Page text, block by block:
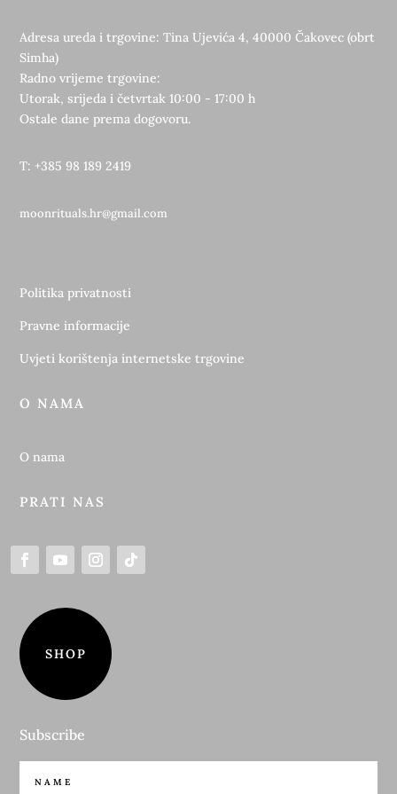
Adresa ureda i trgovine: Tina Ujevića 4, 40000 Čakovec (obrt
Simha)
Radno vrijeme trgovine:
Utorak, srijeda i četvrtak 10:00 - 17:00 h
Ostale dane prema dogovoru.
T: +385 98 189 2419
moonrituals.hr@gmail.com
Politika privatnosti
Pravne informacije
Uvjeti korištenja internetske trgovine
O NAMA
O nama
PRATI NAS
SHOP
Subscribe